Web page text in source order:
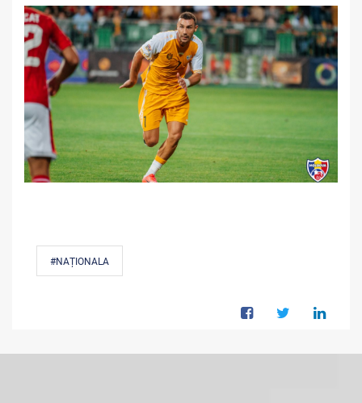
#NAȚIONALA